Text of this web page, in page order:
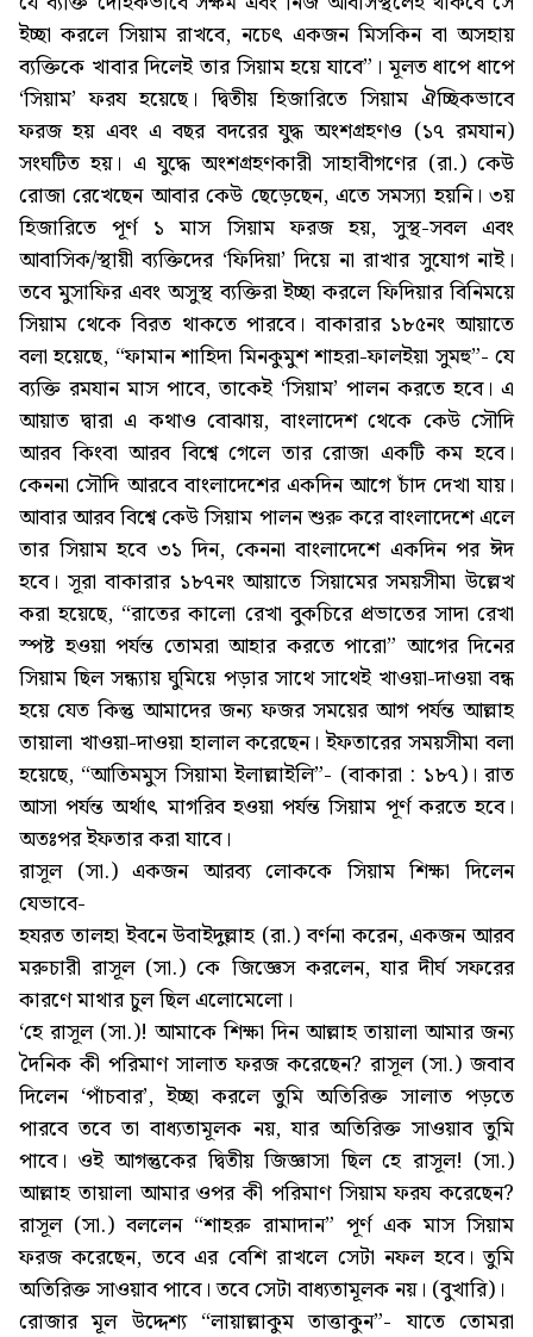
ইচ্ছা করলে সিয়াম রাখবে, নচেৎ একজন মিসকিন বা অসহায়
ব্যক্তিকে খাবার দিলেই তার সিয়াম হয়ে যাবে”। মূলত ধাপে ধাপে
‘সিয়াম’ ফরয হয়েছে। দ্বিতীয় হিজারিতে সিয়াম ঐচ্ছিকভাবে
ফরজ হয় এবং এ বছর বদরের যুদ্ধ অংশগ্রহণও (১৭ রমযান)
সংঘটিত হয়। এ যুদ্ধে অংশগ্রহণকারী সাহাবীগণের (রা.) কেউ
রোজা রেখেছেন আবার কেউ ছেড়েছেন, এতে সমস্যা হয়নি। ৩য়
হিজারিতে পূর্ণ ১ মাস সিয়াম ফরজ হয়, সুস্থ-সবল এবং
আবাসিক/স্থায়ী ব্যক্তিদের ‘ফিদিয়া’ দিয়ে না রাখার সুযোগ নাই।
তবে মুসাফির এবং অসুস্থ ব্যক্তিরা ইচ্ছা করলে ফিদিয়ার বিনিময়ে
সিয়াম থেকে বিরত থাকতে পারবে। বাকারার ১৮৫নং আয়াতে
বলা হয়েছে, “ফামান শাহিদা মিনকুমুশ শাহরা-ফালইয়া সুমহু”- যে
ব্যক্তি রমযান মাস পাবে, তাকেই ‘সিয়াম’ পালন করতে হবে। এ
আয়াত দ্বারা এ কথাও বোঝায়, বাংলাদেশ থেকে কেউ সৌদি
আরব কিংবা আরব বিশ্বে গেলে তার রোজা একটি কম হবে।
কেননা সৌদি আরবে বাংলাদেশের একদিন আগে চাঁদ দেখা যায়।
আবার আরব বিশ্বে কেউ সিয়াম পালন শুরু করে বাংলাদেশে এলে
তার সিয়াম হবে ৩১ দিন, কেননা বাংলাদেশে একদিন পর ঈদ
হবে। সূরা বাকারার ১৮৭নং আয়াতে সিয়ামের সময়সীমা উল্লেখ
করা হয়েছে, “রাতের কালো রেখা বুকচিরে প্রভাতের সাদা রেখা
স্পষ্ট হওয়া পর্যন্ত তোমরা আহার করতে পারো” আগের দিনের
সিয়াম ছিল সন্ধ্যায় ঘুমিয়ে পড়ার সাথে সাথেই খাওয়া-দাওয়া বন্ধ
হয়ে যেত কিন্তু আমাদের জন্য ফজর সময়ের আগ পর্যন্ত আল্লাহ
তায়ালা খাওয়া-দাওয়া হালাল করেছেন। ইফতারের সময়সীমা বলা
হয়েছে, “আতিমমুস সিয়ামা ইলাল্লাইলি”- (বাকারা : ১৮৭)। রাত
আসা পর্যন্ত অর্থাৎ মাগরিব হওয়া পর্যন্ত সিয়াম পূর্ণ করতে হবে।
অতঃপর ইফতার করা যাবে।
রাসূল (সা.) একজন আরব্য লোককে সিয়াম শিক্ষা দিলেন
যেভাবে-
হযরত তালহা ইবনে উবাইদুল্লাহ (রা.) বর্ণনা করেন, একজন আরব
মরুচারী রাসূল (সা.) কে জিজ্ঞেস করলেন, যার দীর্ঘ সফরের
কারণে মাথার চুল ছিল এলোমেলো।
‘হে রাসূল (সা.)! আমাকে শিক্ষা দিন আল্লাহ তায়ালা আমার জন্য
দৈনিক কী পরিমাণ সালাত ফরজ করেছেন? রাসূল (সা.) জবাব
দিলেন ‘পাঁচবার’, ইচ্ছা করলে তুমি অতিরিক্ত সালাত পড়তে
পারবে তবে তা বাধ্যতামূলক নয়, যার অতিরিক্ত সাওয়াব তুমি
পাবে। ওই আগন্তুকের দ্বিতীয় জিজ্ঞাসা ছিল হে রাসূল! (সা.)
আল্লাহ তায়ালা আমার ওপর কী পরিমাণ সিয়াম ফরয করেছেন?
রাসূল (সা.) বললেন “শাহরু রামাদান” পূর্ণ এক মাস সিয়াম
ফরজ করেছেন, তবে এর বেশি রাখলে সেটা নফল হবে। তুমি
অতিরিক্ত সাওয়াব পাবে। তবে সেটা বাধ্যতামূলক নয়। (বুখারি)।
রোজার মূল উদ্দেশ্য “লায়াল্লাকুম তাত্তাকুন”- যাতে তোমরা